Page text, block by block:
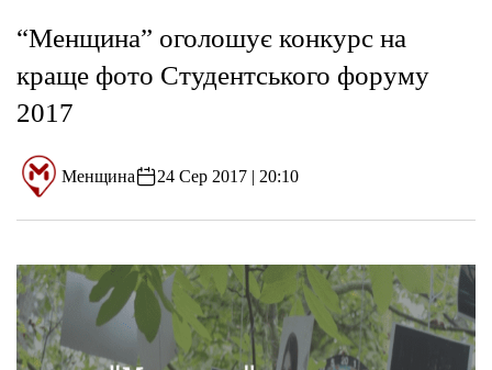
“Менщина” оголошує конкурс на
краще фото Студентського форуму
2017
Менщина 24 Сер 2017 | 20:10